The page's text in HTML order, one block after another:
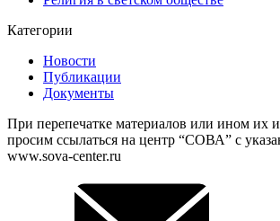
Категории
Новости
Публикации
Документы
При перепечатке материалов или ином их
просим ссылаться на центр “СОВА” с
www.sova-center.ru